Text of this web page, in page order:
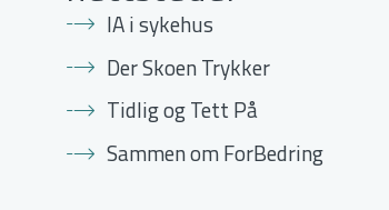
IA i sykehus
Der Skoen Trykker
Tidlig og Tett På
Sammen om ForBedring